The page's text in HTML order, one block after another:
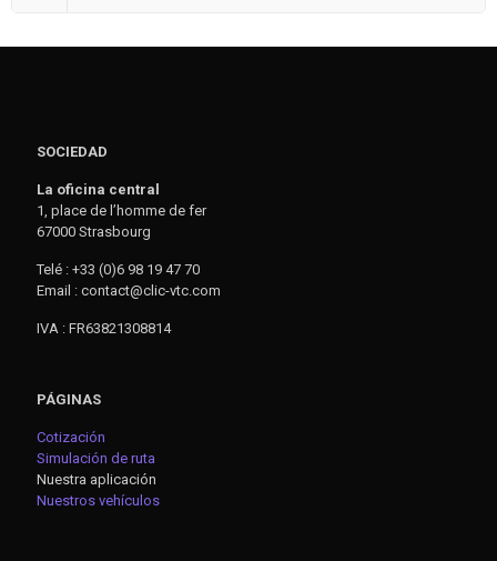
SOCIEDAD
La oficina central
1, place de l’homme de fer
67000 Strasbourg
Telé : +33 (0)6 98 19 47 70
Email : contact@clic-vtc.com
IVA : FR63821308814
PÁGINAS
Cotización
Simulación de ruta
Nuestra aplicación
Nuestros vehículos